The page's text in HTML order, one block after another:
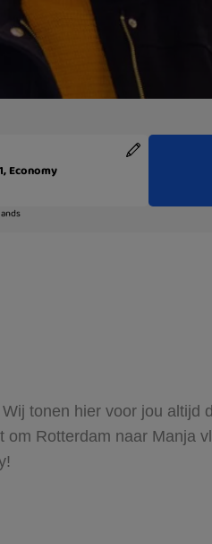
tonen hier voor jou altijd
Rotterdam naar Manja